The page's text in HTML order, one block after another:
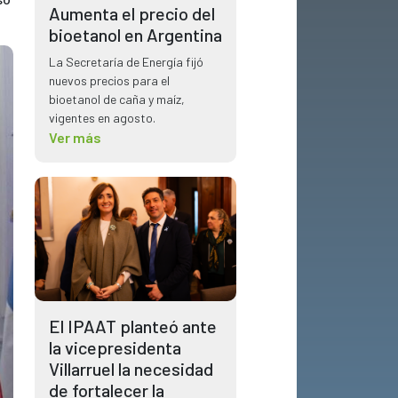
Aumenta el precio del
bioetanol en Argentina
La Secretaría de Energía fijó
nuevos precios para el
bioetanol de caña y maíz,
vigentes en agosto.
Ver más
El IPAAT planteó ante
la vicepresidenta
Villarruel la necesidad
de fortalecer la